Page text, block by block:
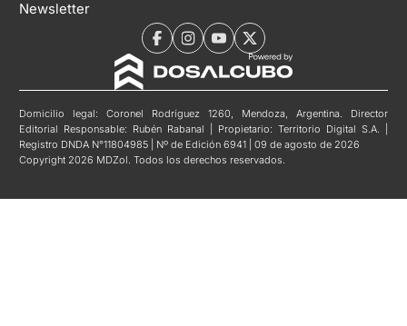
Newsletter
Domicilio legal: Coronel Rodríguez 1260, Mendoza, Argentina. Director
Editorial Responsable: Rubén Rabanal | Propietario: Territorio Digital S.A. |
Registro DNDA N°11804985 | Nº de Edición 6941 | 09 de agosto de 2026
Copyright 2026 MDZol. Todos los derechos reservados.